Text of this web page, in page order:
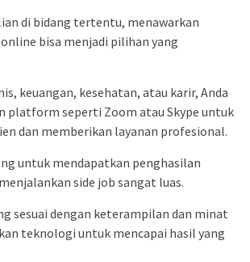
di bidang tertentu, menawarkan
bisa menjadi pilihan yang
keuangan, kesehatan, atau karir, Anda
platform seperti Zoom atau Skype untuk
dan memberikan layanan profesional.
untuk mendapatkan penghasilan
side job sangat luas.
sesuai dengan keterampilan dan minat
teknologi untuk mencapai hasil yang